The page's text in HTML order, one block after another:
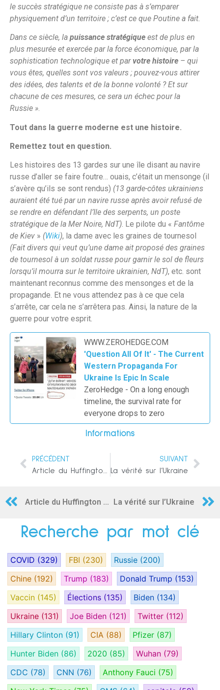
le succès stratégique ne consiste pas à s’emparer
physiquement d’un territoire ; c’est ce que Poutine a fait.
Dans ce siècle, la puissance stratégique est de plus en
plus mesurée et exercée par la force économique, par la
sophistication technologique et parvotre histoire – qui
vous êtes, quelles sont vos valeurs ; pouvez-vous attirer
des idées, des talents et de la bonne volonté ? Et sur
chacune de ces mesures, ce sera un échec pour la
Russie ».
Tout dans la guerre moderne est une histoire.
Remettez tout en question.
Les histoires des 13 gardes sur une île disant au navire
russe d’aller se faire foutre… ouais, c’était un mensonge (il
s’avère qu’ils se sont rendus) (13 garde-côtes ukrainiens
auraient été tué par un navire russe après avoir refusé de
se rendre en défendant l’Ile des serpents, un poste
stratégique de la Mer Noire, NdT). Le pilote du « Fantôme
de Kiev » (Wiki), la dame avec les graines de tournesol
(Fait divers qui veut qu’une dame ait proposé des graines
de tournesol à un soldat russe pour garnir le sol de fleurs
lorsqu’il mourra sur le territoire ukrainien, NdT), etc. sont
maintenant reconnus comme des mensonges et de la
propagande. Et ne vous attendez pas à ce que cela
s’arrête, car cela ne s’arrêtera pas. Ainsi, la nature de la
guerre pour votre esprit.
WWW.ZEROHEDGE.COM
'Question All Of It' - The Current
Western Propaganda For
Ukraine Is Epic In Scale
ZeroHedge - On a long enough
timeline, the survival rate for
everyone drops to zero
Informations
PRÉCÉDENT
SUIVANT
La vérité sur l’Ukraine
Article du Huffington Post de Février 2015 : « Les orphelinats ukrainiens alimentent le trafic d’enfants » La vérité sur l’Ukraine
Recherche par mot clé
COVID (329) FBI (230) Russie (200)
Chine (192) Trump (183) Donald Trump (153)
Vaccin (145) Élections (135) Biden (134)
Ukraine (131) Joe Biden (121) Twitter (112)
Hillary Clinton (91) CIA (88) Pfizer (87)
Hunter Biden (86) 2020 (85) Wuhan (79)
CDC (78) CNN (76) Anthony Fauci (75)